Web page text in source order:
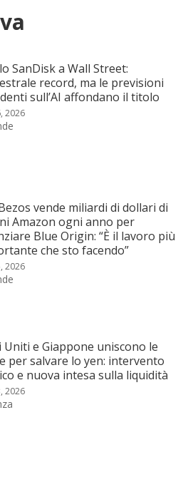
SanDisk a Wall Street:
record, ma le previsioni
sull’AI affondano il titolo
2026
vende miliardi di dollari di
Amazon ogni anno per
Blue Origin: “È il lavoro più
che sto facendo”
2026
Uniti e Giappone uniscono le
per salvare lo yen: intervento
e nuova intesa sulla liquidità
2026